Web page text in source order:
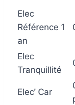
Elec
Référence 1
an
Elec
Tranquillité
Elec’ Car